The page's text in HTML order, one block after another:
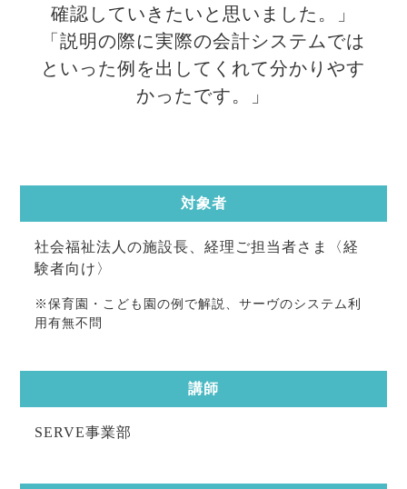
確認していきたいと思いました。」
「説明の際に実際の会計システムでは
といった例を出してくれて分かりやす
かったです。」
対象者
社会福祉法人の施設長、経理ご担当者さま〈経
験者向け〉
※保育園・こども園の例で解説、サーヴのシステム利
用有無不問
講師
SERVE事業部